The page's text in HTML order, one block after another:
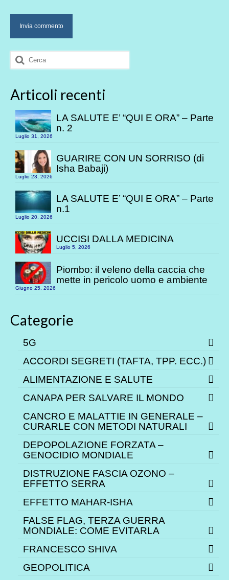
Cerca:
Articoli recenti
LA SALUTE E’ “QUI E ORA” – Parte
n. 2
Luglio 31, 2026
GUARIRE CON UN SORRISO (di
Isha Babaji)
Luglio 23, 2026
LA SALUTE E’ “QUI E ORA” – Parte
n.1
Luglio 20, 2026
UCCISI DALLA MEDICINA
Luglio 5, 2026
Piombo: il veleno della caccia che
mette in pericolo uomo e ambiente
Giugno 25, 2026
Categorie
5G
ACCORDI SEGRETI (TAFTA, TPP. ECC.)
ALIMENTAZIONE E SALUTE
CANAPA PER SALVARE IL MONDO
CANCRO E MALATTIE IN GENERALE –
CURARLE CON METODI NATURALI
DEPOPOLAZIONE FORZATA –
GENOCIDIO MONDIALE
DISTRUZIONE FASCIA OZONO –
EFFETTO SERRA
EFFETTO MAHAR-ISHA
FALSE FLAG, TERZA GUERRA
MONDIALE: COME EVITARLA
FRANCESCO SHIVA
GEOPOLITICA